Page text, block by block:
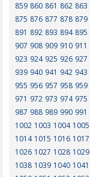
859 860 861 862 863
875 876 877 878 879
891 892 893 894 895
907 908 909 910 911
923 924 925 926 927
939 940 941 942 943
955 956 957 958 959
971 972 973 974 975
987 988 989 990 991
1002 1003 1004 1005
1014 1015 1016 1017
1026 1027 1028 1029
1038 1039 1040 1041